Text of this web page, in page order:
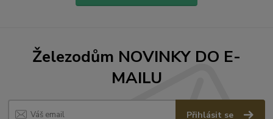
Železodům NOVINKY DO E-
MAILU
Přihlásit se